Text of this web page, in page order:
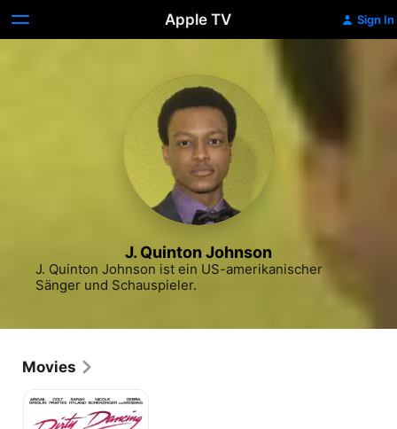
Apple TV Sign In
J. Quinton Johnson
J. Quinton Johnson ist ein US-amerikanischer
Sänger und Schauspieler.
Movies
Dirty